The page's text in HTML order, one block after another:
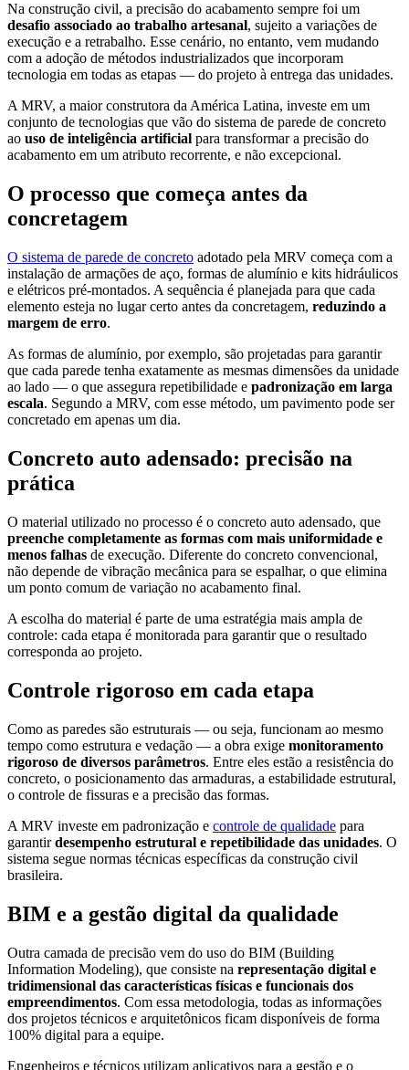
Na construção civil, a precisão do acabamento sempre foi um
desafio associado ao trabalho artesanal, sujeito a variações de
execução e a retrabalho. Esse cenário, no entanto, vem mudando
com a adoção de métodos industrializados que incorporam
tecnologia em todas as etapas — do projeto à entrega das unidades.
A MRV, a maior construtora da América Latina, investe em um
conjunto de tecnologias que vão do sistema de parede de concreto
ao uso de inteligência artificial para transformar a precisão do
acabamento em um atributo recorrente, e não excepcional.
O processo que começa antes da
concretagem
O sistema de parede de concreto adotado pela MRV começa com a
instalação de armações de aço, formas de alumínio e kits hidráulicos
e elétricos pré-montados. A sequência é planejada para que cada
elemento esteja no lugar certo antes da concretagem, reduzindo a
margem de erro.
As formas de alumínio, por exemplo, são projetadas para garantir
que cada parede tenha exatamente as mesmas dimensões da unidade
ao lado — o que assegura repetibilidade e padronização em larga
escala. Segundo a MRV, com esse método, um pavimento pode ser
concretado em apenas um dia.
Concreto auto adensado: precisão na
prática
O material utilizado no processo é o concreto auto adensado, que
preenche completamente as formas com mais uniformidade e
menos falhas de execução. Diferente do concreto convencional,
não depende de vibração mecânica para se espalhar, o que elimina
um ponto comum de variação no acabamento final.
A escolha do material é parte de uma estratégia mais ampla de
controle: cada etapa é monitorada para garantir que o resultado
corresponda ao projeto.
Controle rigoroso em cada etapa
Como as paredes são estruturais — ou seja, funcionam ao mesmo
tempo como estrutura e vedação — a obra exige monitoramento
rigoroso de diversos parâmetros. Entre eles estão a resistência do
concreto, o posicionamento das armaduras, a estabilidade estrutural,
o controle de fissuras e a precisão das formas.
A MRV investe em padronização e controle de qualidade para
garantirdesempenho estrutural e repetibilidade das unidades. O
sistema segue normas técnicas específicas da construção civil
brasileira.
BIM e a gestão digital da qualidade
Outra camada de precisão vem do uso do BIM (Building
Information Modeling), que consiste na representação digital e
tridimensional das características físicas e funcionais dos
empreendimentos. Com essa metodologia, todas as informações
dos projetos técnicos e arquitetônicos ficam disponíveis de forma
100% digital para a equipe.
Engenheiros e técnicos utilizam aplicativos para a gestão e o